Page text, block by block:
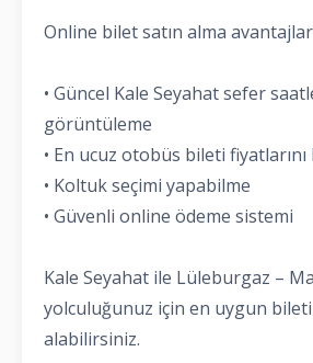
Online bilet satın alma
• Güncel Kale Seyahat sefer
görüntüleme
• En ucuz otobüs bileti fiyatlarını
• Koltuk seçimi yapabilme
• Güvenli online ödeme sistemi
Kale Seyahat ile Lüleburgaz –
yolculuğunuz için en uygun bileti
alabilirsiniz.